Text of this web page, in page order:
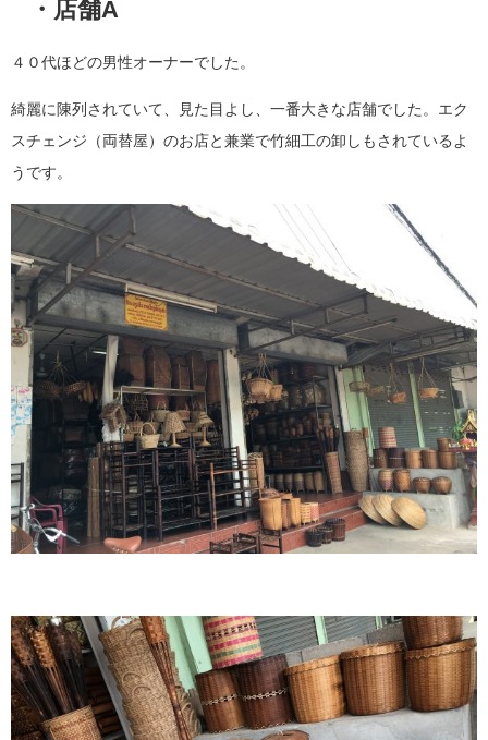
・店舗A
４０代ほどの男性オーナーでした。
綺麗に陳列されていて、見た目よし、一番大きな店舗でした。エク
スチェンジ（両替屋）のお店と兼業で竹細工の卸しもされているよ
うです。